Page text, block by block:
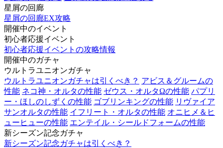
星屑の回廊
星屑の回廊EX攻略
開催中のイベント
初心者応援イベント
初心者応援イベントの攻略情報
開催中のガチャ
ウルトラユニオンガチャ
ウルトラユニオンガチャは引くべき？ アビス＆グルームの
性能 ネコ神・オルタの性能 ゼウス・オルタΩの性能 パプリ
ー・ほしのしずくの性能 ゴブリンキングの性能 リヴァイア
サンオルタの性能 イフリート・オルタの性能 オニヒメ＆ヒ
ューヒューの性能 エンテイル・シールドフォームの性能
新シーズン記念ガチャ
新シーズン記念ガチャは引くべき？